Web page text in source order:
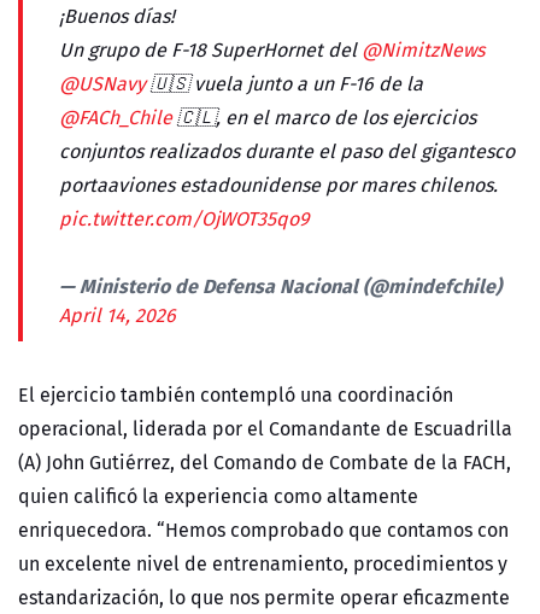
¡Buenos días!
Un grupo de F-18 SuperHornet del@NimitzNews
@USNavy🇺🇸 vuela junto a un F-16 de la
@FACh_Chile🇨🇱, en el marco de los ejercicios
conjuntos realizados durante el paso del gigantesco
portaaviones estadounidense por mares chilenos.
pic.twitter.com/OjWOT35qo9
— Ministerio de Defensa Nacional (@mindefchile)
April 14, 2026
El ejercicio también contempló una coordinación
operacional, liderada por el Comandante de Escuadrilla
(A) John Gutiérrez, del Comando de Combate de la FACH,
quien calificó la experiencia como altamente
enriquecedora. “Hemos comprobado que contamos con
un excelente nivel de entrenamiento, procedimientos y
estandarización, lo que nos permite operar eficazmente